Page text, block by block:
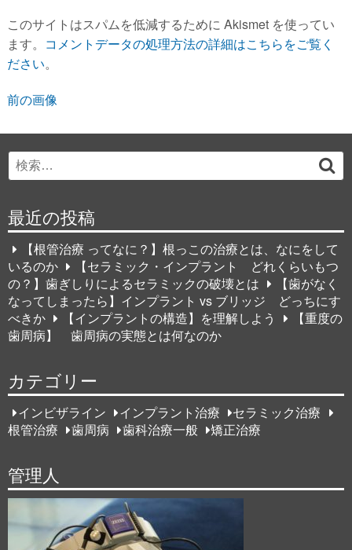
このサイトはスパムを低減するために Akismet を使ってい
ます。 コメントデータの処理方法の詳細はこちらをご覧く
ださい。
前の画像
Search
for:
最近の投稿
【根管治療 ってなに？】根っこの治療とは、なにをして
いるのか
【セラミック・インプラント どれくらいもつ
の？】歯ぎしりによるセラミックの破壊とは
【歯がなく
なってしまったら】インプラント vs ブリッジ どっちにす
べきか
【インプラントの構造】を理解しよう
【重度の
歯周病】 歯周病の実態とは何なのか
カテゴリー
インビザライン インプラント治療
セラミック治療
根管治療
歯周病 歯科治療一般 矯正治療
管理人